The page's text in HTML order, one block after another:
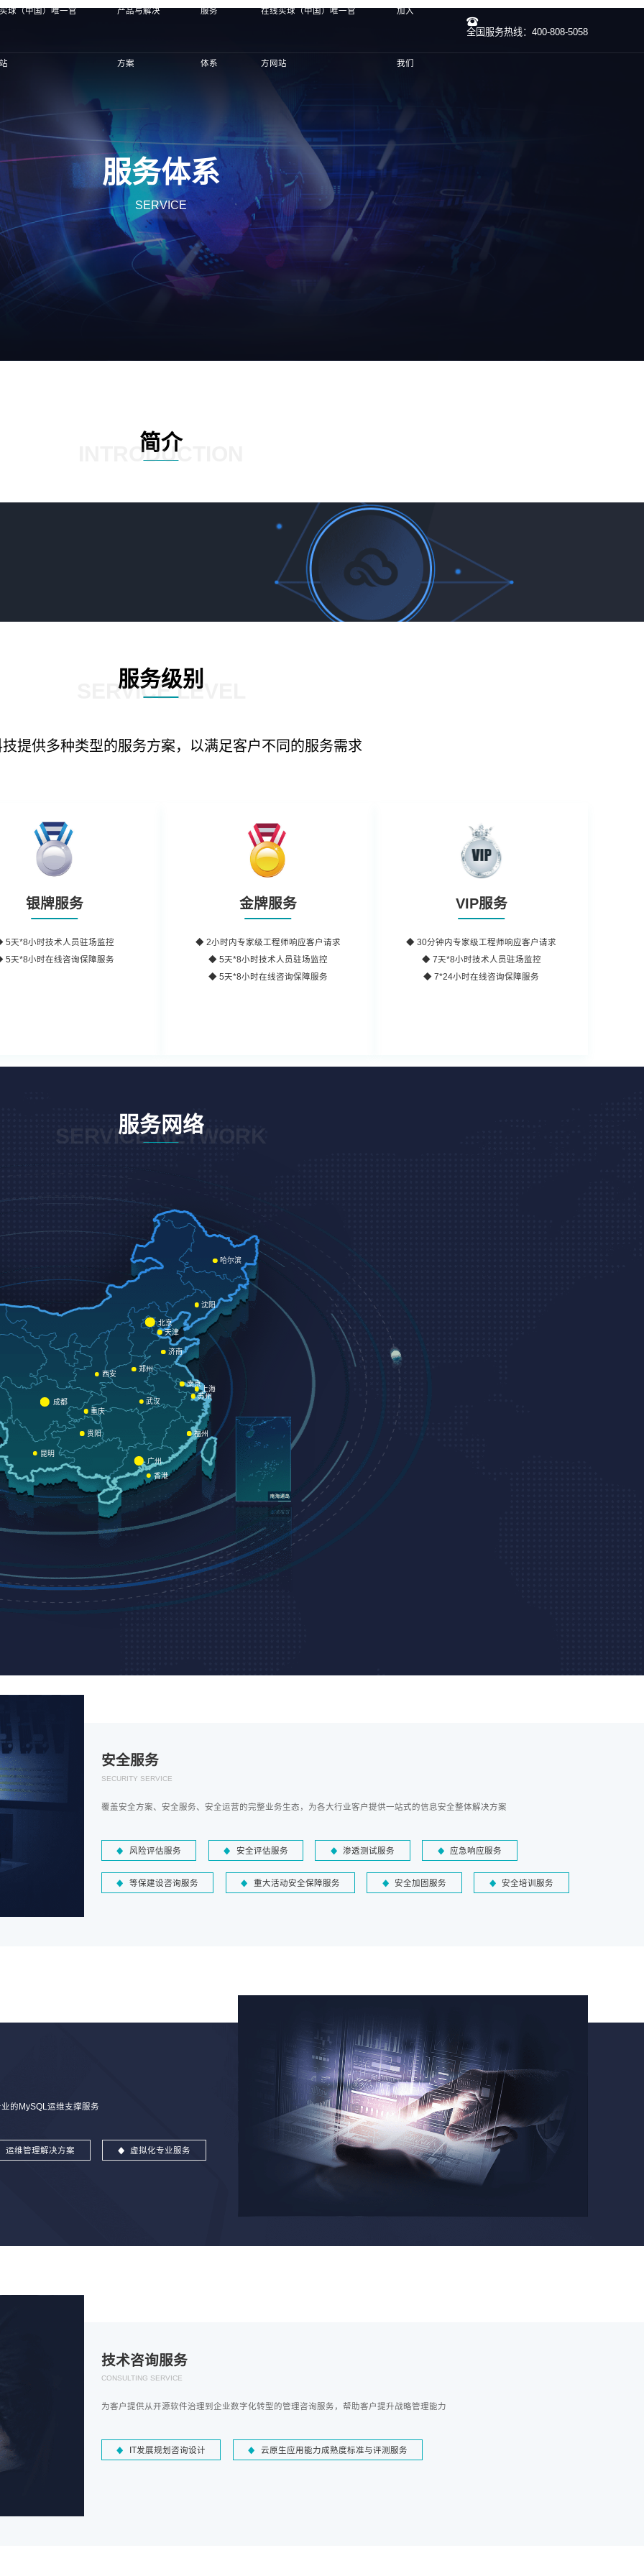
球（中国）唯一官 产品与解决
方案
服务
体系
在线买球（中国）唯一官
方网站
加入
我们
全国服务热线：400-808-5058
服务体系
SERVICE
简介
INTRODUCTION
服务级别
SERVICE LEVEL
提供多种类型的服务方案，以满足客户不同的服务需求
银牌服务
5天*8小时技术人员驻场监控
5天*8小时在线咨询保障服务
金牌服务
◆ 2小时内专家级工程师响应客户请求
◆ 5天*8小时技术人员驻场监控
◆ 5天*8小时在线咨询保障服务
VIP服务
◆ 30分钟内专家级工程师响应客户请求
◆ 7天*8小时技术人员驻场监控
◆ 7*24小时在线咨询保障服务
服务网络
SERVICE NETWORK
苏州
南京
天津
哈尔滨
北京
沈阳
济南
西安
郑州
上海
武汉
贵阳
重庆
成都
昆明
广州
福州
香港
安全服务
SECURITY SERVICE
覆盖安全方案、安全服务、安全运营的完整业务生态，为各大行业客户提供一站式的信息安全整体解决方案
风险评估服务 安全评估服务 渗透测试服务 应急响应服务
等保建设咨询服务 重大活动安全保障服务 安全加固服务 安全培训服务
的MySQL运维支撑服务
运维管理解决方案 虚拟化专业服务
技术咨询服务
CONSULTING SERVICE
为客户提供从开源软件治理到企业数字化转型的管理咨询服务，帮助客户提升战略管理能力
IT发展规划咨询设计 云原生应用能力成熟度标准与评测服务